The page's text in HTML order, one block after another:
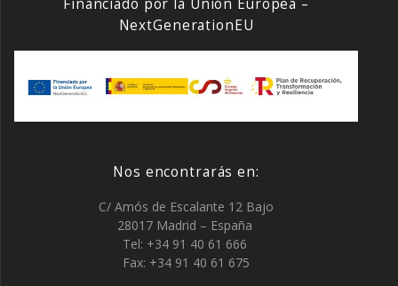
Financiado por la Unión Europea –
NextGenerationEU
Nos encontrarás en:
C/ Amós de Escalante 12 Bajo
28017 Madrid – España
Tel: +34 91 40 61 666
Fax: +34 91 40 61 675